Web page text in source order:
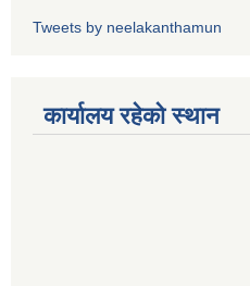
Tweets by neelakanthamun
कार्यालय रहेको स्थान